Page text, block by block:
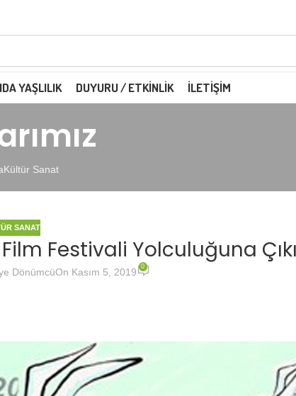
YAŞLILIK DUYURU / ETKINLIK İLETIŞIM
Kültür Sanat
SANAT
Festivali Yolculuğuna
DönümcüOn Kasım 5, 2019 0